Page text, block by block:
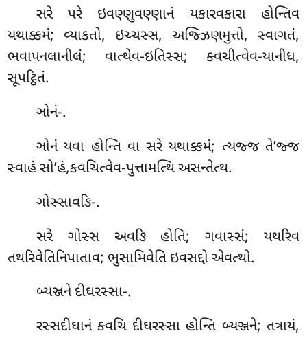
સરે પરે ઇવણ્ણુવણ્ણાનં યકારવકારા હોન્તિવ
યથાક્કમં; વ્યાકતો, ઇચ્ચસ્સ, અજ્ઝિણમુત્તો, સ્વાગતં,
ભવાપનલાનીલં; વાત્થેવ-ઇતિસ્સ; ક્વચીત્વેવ-યાનીધ,
સૂપટ્ઠિતં.
ઞોનં-.
ઞોનં યવા હોન્તિ વા સરે યથાક્કમં; ત્યજ્જ તે’જ્જ
સ્વાહં સો’હં,ક્વચિત્વેવ-પુત્તામત્થિ અસન્તેત્થ.
ગોસ્સાવઙિ-.
સરે ગોસ્સ અવઙિ હોતિ; ગવાસ્સં; યથરિવ
તથરિવેતિનિપાતાવ; ભુસામિવેતિ ઇવસદ્દો એવત્થો.
બ્યઞ્જનેદીઘરસ્સા-.
રસ્સદીઘાનં ક્વચિ દીઘરસ્સા હોન્તિ બ્યઞ્જને; તત્રાયં,